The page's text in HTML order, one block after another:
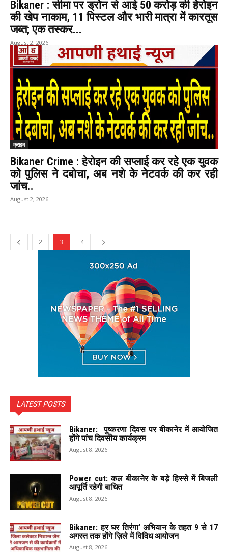
Bikaner : सीमा पर ड्रोन से आई 50 करोड़ की हेरोइन
की खेप नाकाम, 11 पिस्टल और भारी मात्रा में कारतूस
जब्त; एक तस्कर...
August 2, 2026
क्राइम
Bikaner Crime : हेरोइन की सप्लाई कर रहे एक युवक
को पुलिस ने दबोचा, अब नशे के नेटवर्क की कर रही
जांच..
August 2, 2026
2 3 4
LATEST POSTS
Bikaner: पुष्करणा दिवस पर बीकानेर में आयोजित
होंगे पांच दिवसीय कार्यक्रम
August 8, 2026
Power cut: कल बीकानेर के बड़े हिस्से में बिजली
आपूर्ति रहेगी बाधित
August 8, 2026
Bikaner: हर घर तिरंगा’ अभियान के तहत 9 से 17
अगस्त तक होंगे ज़िले में विविध आयोजन
August 8, 2026